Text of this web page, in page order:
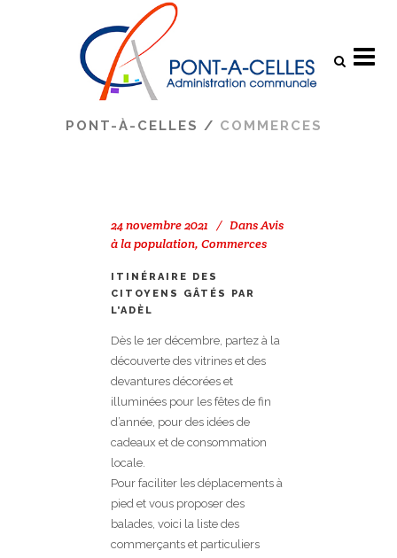
PONT-À-CELLES / COMMERCES
24 novembre 2021 DansAvis
à la population, Commerces
ITINÉRAIRE DES
CITOYENS GÂTÉS PAR
L’ADÈL
Dès le 1er décembre, partez à la
découverte des vitrines et des
devantures décorées et
illuminées pour les fêtes de fin
d’année, pour des idées de
cadeaux et de consommation
locale.
Pour faciliter les déplacements à
pied et vous proposer des
balades, voici la liste des
commerçants et particuliers